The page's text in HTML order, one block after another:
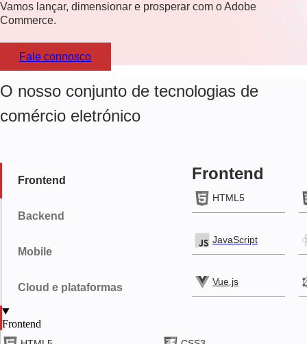
Vamos lançar, dimensionar e prosperar com o Adobe
Commerce.
Fale connosco
O nosso conjunto de tecnologias de
comércio eletrónico
Frontend
Backend
Mobile
Cloud e plataformas
Frontend
HTML5
JavaScript
Vue.js
Frontend